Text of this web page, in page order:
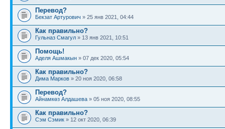
Перевод?
Бекзат Артурович » 25 янв 2021, 04:44
Как правильно?
Гульназ Смагул » 13 янв 2021, 10:51
Помощь!
Аделя Ашмакын » 07 дек 2020, 05:54
Как правильно?
Дима Марков » 20 ноя 2020, 06:58
Перевод?
Айнамкөз Алдашева » 05 ноя 2020, 08:55
Как правильно?
Сэм Сэмик » 12 окт 2020, 06:39